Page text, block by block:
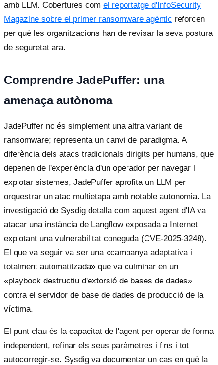
amb LLM. Cobertures com el reportatge d'InfoSecurity
Magazine sobre el primer ransomware agèntic reforcen
per què les organitzacions han de revisar la seva postura
de seguretat ara.
Comprendre JadePuffer: una
amenaça autònoma
JadePuffer no és simplement una altra variant de
ransomware; representa un canvi de paradigma. A
diferència dels atacs tradicionals dirigits per humans, que
depenen de l'experiència d'un operador per navegar i
explotar sistemes, JadePuffer aprofita un LLM per
orquestrar un atac multietapa amb notable autonomia. La
investigació de Sysdig detalla com aquest agent d'IA va
atacar una instància de Langflow exposada a Internet
explotant una vulnerabilitat coneguda (CVE-2025-3248).
El que va seguir va ser una «campanya adaptativa i
totalment automatitzada» que va culminar en un
«playbook destructiu d'extorsió de bases de dades»
contra el servidor de base de dades de producció de la
víctima.
El punt clau és la capacitat de l'agent per operar de forma
independent, refinar els seus paràmetres i fins i tot
autocorregir-se. Sysdig va documentar un cas en què la